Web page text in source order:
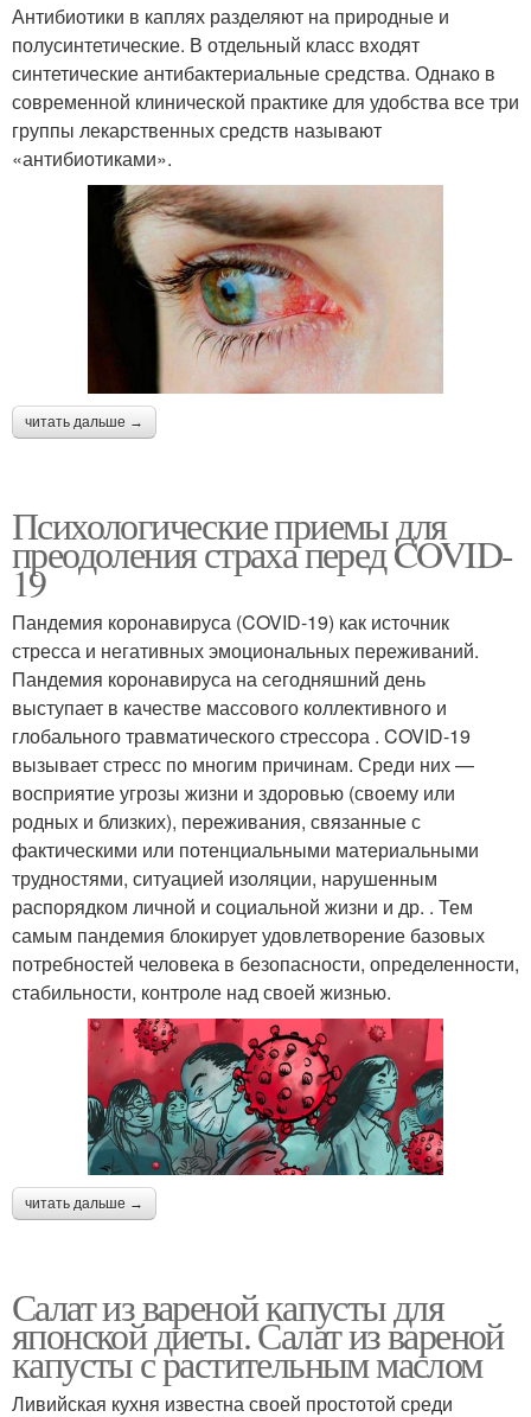
Антибиотики в каплях разделяют на природные и
полусинтетические. В отдельный класс входят
синтетические антибактериальные средства. Однако в
современной клинической практике для удобства все три
группы лекарственных средств называют
«антибиотиками».
читать дальше →
Психологические приемы для
преодоления страха перед COVID-
19
Пандемия коронавируса (COVID-19) как источник
стресса и негативных эмоциональных переживаний.
Пандемия коронавируса на сегодняшний день
выступает в качестве массового коллективного и
глобального травматического стрессора . COVID-19
вызывает стресс по многим причинам. Среди них —
восприятие угрозы жизни и здоровью (своему или
родных и близких), переживания, связанные с
фактическими или потенциальными материальными
трудностями, ситуацией изоляции, нарушенным
распорядком личной и социальной жизни и др. . Тем
самым пандемия блокирует удовлетворение базовых
потребностей человека в безопасности, определенности,
стабильности, контроле над своей жизнью.
читать дальше →
Салат из вареной капусты для
японской диеты. Салат из вареной
капусты с растительным маслом
Ливийская кухня известна своей простотой среди